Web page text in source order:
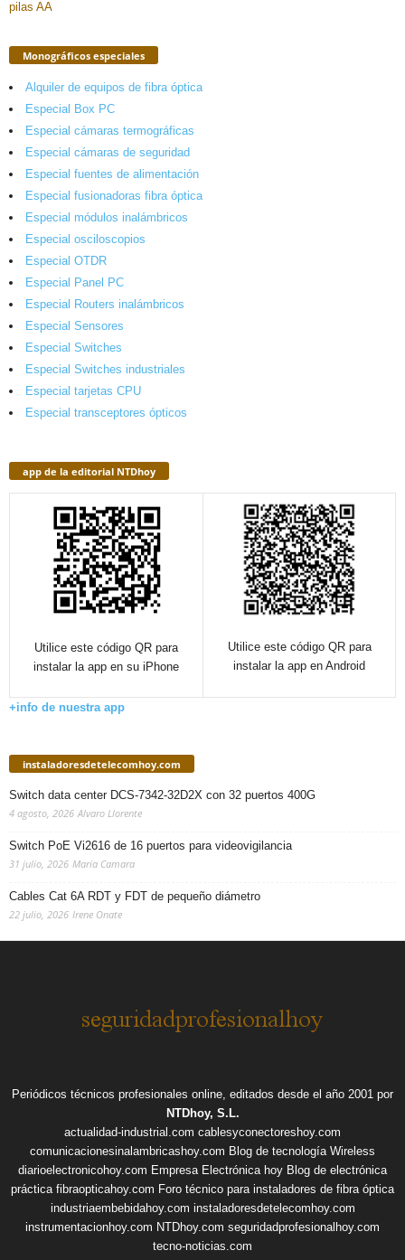
Monográficos especiales
Alquiler de equipos de fibra óptica
Especial Box PC
Especial cámaras termográficas
Especial cámaras de seguridad
Especial fuentes de alimentación
Especial fusionadoras fibra óptica
Especial módulos inalámbricos
Especial osciloscopios
Especial OTDR
Especial Panel PC
Especial Routers inalámbricos
Especial Sensores
Especial Switches
Especial Switches industriales
Especial tarjetas CPU
Especial transceptores ópticos
app de la editorial NTDhoy
Utilice este código QR para
instalar la app en su iPhone
Utilice este código QR para
instalar la app en Android
+info de nuestra app
instaladoresdetelecomhoy.com
Switch data center DCS-7342-32D2X con 32 puertos 400G
4 agosto, 2026 Alvaro Llorente
Switch PoE Vi2616 de 16 puertos para videovigilancia
31 julio, 2026 Maria Camara
Cables Cat 6A RDT y FDT de pequeño diámetro
22 julio, 2026 Irene Onate
Periódicos técnicos profesionales online, editados desde el año 2001 por
NTDhoy, S.L.
actualidad-industrial.com cablesyconectoreshoy.com
comunicacionesinalambricashoy.com Blog de tecnología Wireless
diarioelectronicohoy.com Empresa Electrónica hoy Blog de electrónica
práctica fibraopticahoy.com Foro técnico para instaladores de fibra óptica
industriaembebidahoy.com instaladoresdetelecomhoy.com
instrumentacionhoy.com NTDhoy.com seguridadprofesionalhoy.com
tecno-noticias.com